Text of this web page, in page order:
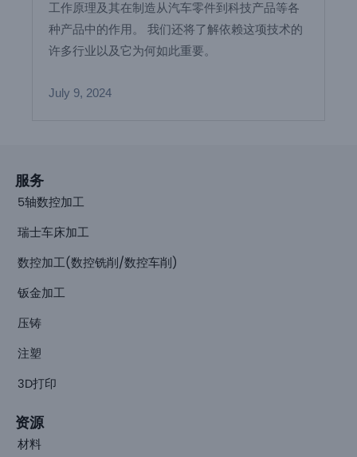
工作原理及其在制造从汽车零件到科技产品等各
种产品中的作用。 我们还将了解依赖这项技术的
许多行业以及它为何如此重要。
July 9, 2024
服务
5轴数控加工
瑞士车床加工
数控加工(数控铣削/数控车削)
钣金加工
压铸
注塑
3D打印
资源
材料